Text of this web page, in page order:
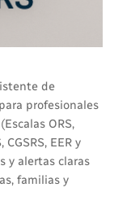
de
profesionales
ORS,
CGSRS, EER y
y alertas claras
familias y